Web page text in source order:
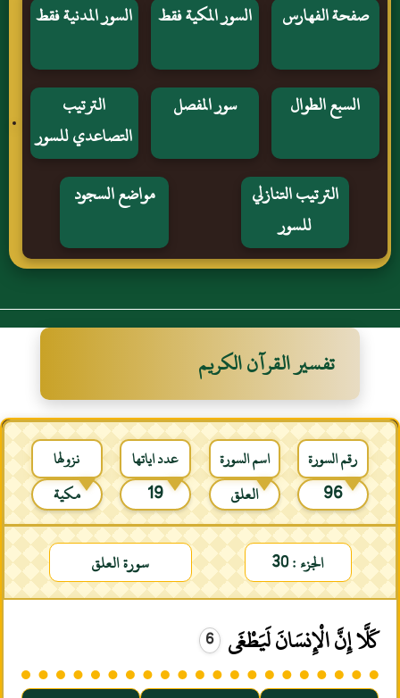
صفحة الفهارس السور المكية فقط السور المدنية فقط
السبع الطوال سور المفصل
الترتيب
التصاعدي للسور
الترتيب التنازلي
للسور
مواضع السجود
تفسير القرآن الكريم
رقم السورة
96
اسم السورة
العلق
عدد اياتها
19
نزولها
مكية
الجزء : 30 سورة العلق
كَلَّا إِنَّ الْإِنسَانَ لَيَطْغَى 6